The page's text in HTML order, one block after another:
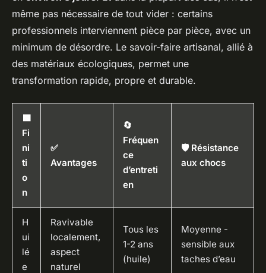
même pas nécessaire de tout vider : certains
professionnels interviennent pièce par pièce, avec un
minimum de désordre. Le savoir-faire artisanal, allié à
des matériaux écologiques, permet une
transformation rapide, propre et durable.
🟩
Fi
ni
ti
o
n
✅
Avantages
🔄
Fréquen
ce
d’entreti
en
🛡️ Résistance
aux chocs
H
ui
lé
e
Ravivable
localement,
aspect
naturel
Tous les
1-2 ans
(huile)
Moyenne -
sensible aux
taches d’eau